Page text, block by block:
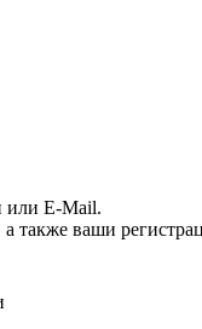
или E-Mail.
а также ваши